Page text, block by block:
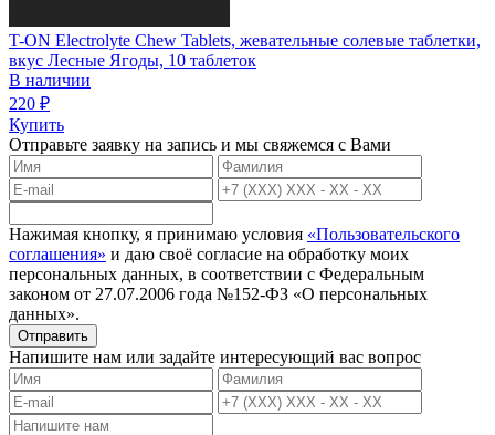
T-ON Electrolyte Chew Tablets, жевательные солевые таблетки,
вкус Лесные Ягоды, 10 таблеток
В наличии
220 ₽
Купить
Отправьте заявку на запись и мы свяжемся с Вами
Нажимая кнопку, я принимаю условия «Пользовательского
соглашения» и даю своё согласие на обработку моих
персональных данных, в соответствии с Федеральным
законом от 27.07.2006 года №152-ФЗ «О персональных
данных».
Отправить
Напишите нам или задайте интересующий вас вопрос